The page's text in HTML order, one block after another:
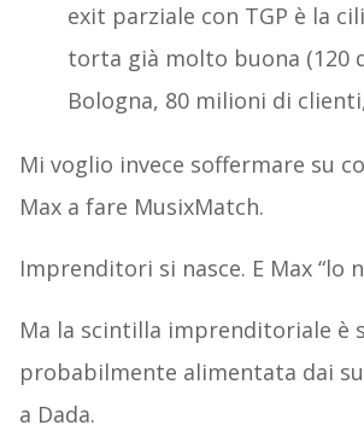
exit parziale con TGP è la
torta già molto buona (120
Bologna, 80 milioni di
Mi voglio invece soffermare su
Max a fare MusixMatch.
Imprenditori si nasce. E Max “lo
Ma la scintilla imprenditoriale è
probabilmente alimentata dai
a Dada.